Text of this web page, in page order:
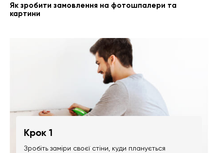
Як зробити замовлення на фотошпалери та
картини
Крок 1
Зробіть заміри своєї стіни, куди планується